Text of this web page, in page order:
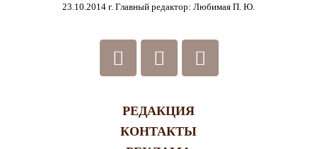
23.10.2014 г. Главный редактор: Любимая П. Ю.
РЕДАКЦИЯ
КОНТАКТЫ